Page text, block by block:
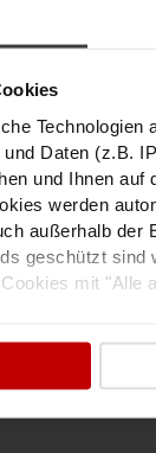
Daten (z.B.
und Ihnen
werden
außerhalb
geschützt
mit "Alle
Grill
Skifahren
Klettern
Radfahren
Langlauf